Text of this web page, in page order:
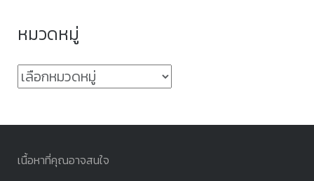
หมวดหมู่
หมวด
เนื้อหาที่คุณอาจสนใจ